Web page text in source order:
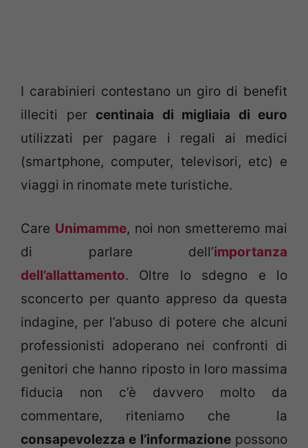
I carabinieri contestano un giro di benefit
illeciti per centinaia di migliaia di euro
utilizzati per pagare i regali ai medici
(smartphone, computer, televisori, etc) e
viaggi in rinomate mete turistiche.
Care Unimamme, noi non smetteremo mai
di parlare dell’importanza
dell’allattamento. Oltre lo sdegno e lo
sconcerto per quanto appreso da questa
indagine, per l’abuso di potere che alcuni
professionisti adoperano nei confronti di
genitori che hanno riposto in loro massima
fiducia non c’è davvero molto da
commentare, riteniamo che la
consapevolezza e l’informazionepossono